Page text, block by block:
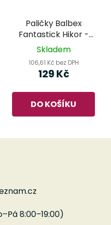
Paličky Balbex
Fantastick Hikor -
PRO 1
Skladem
106,61 Kč bez DPH
129 Kč
DO KOŠÍKU
8:00–19:00)